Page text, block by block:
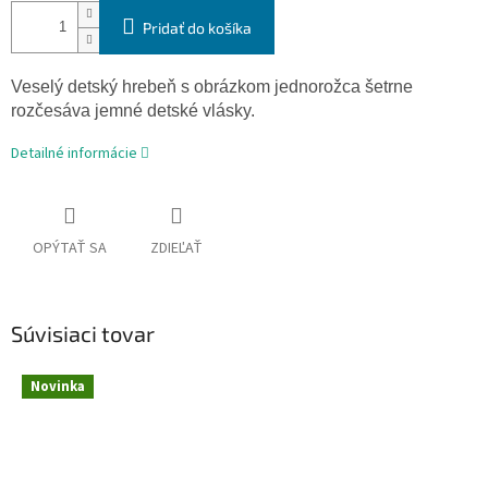
Pridať do košíka
Veselý detský hrebeň s obrázkom jednorožca šetrne
rozčesáva jemné detské vlásky.
Detailné informácie
OPÝTAŤ SA ZDIEĽAŤ
Súvisiaci tovar
Novinka